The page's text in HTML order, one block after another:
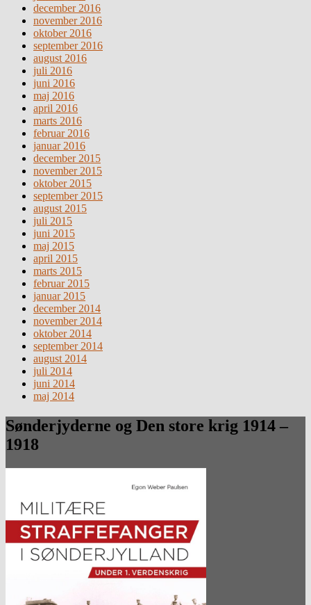
december 2016
november 2016
oktober 2016
september 2016
august 2016
juli 2016
juni 2016
maj 2016
april 2016
marts 2016
februar 2016
januar 2016
december 2015
november 2015
oktober 2015
september 2015
august 2015
juli 2015
juni 2015
maj 2015
april 2015
marts 2015
februar 2015
januar 2015
december 2014
november 2014
oktober 2014
september 2014
august 2014
juli 2014
juni 2014
maj 2014
Sønderjyderne og Den store krig 1914 –
1918